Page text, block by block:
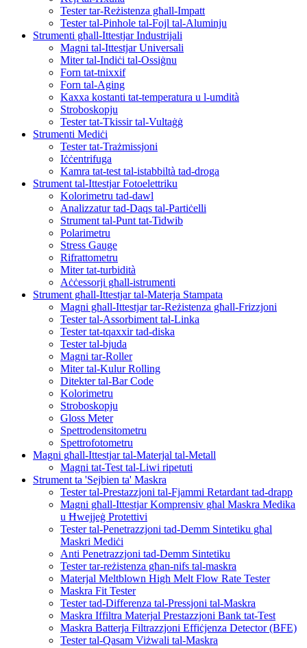
Tester tar-Reżistenza għall-Impatt
Tester tal-Pinhole tal-Fojl tal-Aluminju
Strumenti għall-Ittestjar Industrijali
Magni tal-Ittestjar Universali
Miter tal-Indiċi tal-Ossiġnu
Forn tat-tnixxif
Forn tal-Aging
Kaxxa kostanti tat-temperatura u l-umdità
Stroboskopju
Tester tat-Tkissir tal-Vultaġġ
Strumenti Mediċi
Tester tat-Trażmissjoni
Iċċentrifuga
Kamra tat-test tal-istabbiltà tad-droga
Strument tal-Ittestjar Fotoelettriku
Kolorimetru tad-dawl
Analizzatur tad-Daqs tal-Partiċelli
Strument tal-Punt tat-Tidwib
Polarimetru
Stress Gauge
Rifrattometru
Miter tat-turbidità
Aċċessorji għall-istrumenti
Strument għall-Ittestjar tal-Materja Stampata
Magni għall-Ittestjar tar-Reżistenza għall-Frizzjoni
Tester tal-Assorbiment tal-Linka
Tester tat-tqaxxir tad-diska
Tester tal-bjuda
Magni tar-Roller
Miter tal-Kulur Rolling
Ditekter tal-Bar Code
Kolorimetru
Stroboskopju
Gloss Meter
Spettrodensitometru
Spettrofotometru
Magni għall-Ittestjar tal-Materjal tal-Metall
Magni tat-Test tal-Liwi ripetuti
Strument ta 'Sejbien ta' Maskra
Tester tal-Prestazzjoni tal-Fjammi Retardant tad-drapp
Magni għall-Ittestjar Komprensiv għal Maskra Medika
u Ħwejjeġ Protettivi
Tester tal-Penetrazzjoni tad-Demm Sintetiku għal
Maskri Mediċi
Anti Penetrazzjoni tad-Demm Sintetiku
Tester tar-reżistenza għan-nifs tal-maskra
Materjal Meltblown High Melt Flow Rate Tester
Maskra Fit Tester
Tester tad-Differenza tal-Pressjoni tal-Maskra
Maskra Iffiltra Materjal Prestazzjoni Bank tat-Test
Maskra Batterja Filtrazzjoni Effiċjenza Detector (BFE)
Tester tal-Qasam Viżwali tal-Maskra